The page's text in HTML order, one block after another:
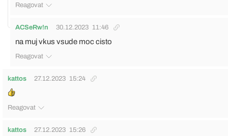
Reagovat
ACSeRw!n 30.12.2023 11:46
na muj vkus vsude moc cisto
Reagovat
kattos 27.12.2023 15:24
Reagovat
kattos 27.12.2023 15:26